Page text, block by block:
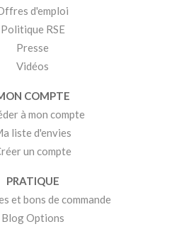
d'emploi
Politique RSE
Presse
Vidéos
COMPTE
à mon compte
liste d'envies
un compte
PRATIQUE
et bons de commande
Blog Options